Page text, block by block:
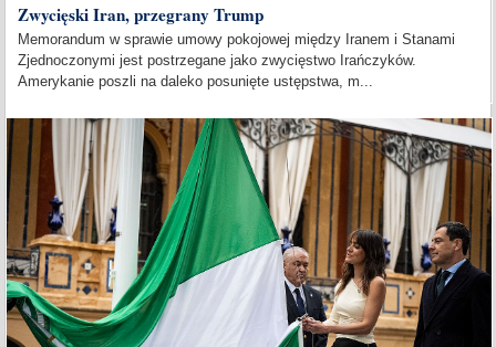
Zwycięski Iran, przegrany Trump
Memorandum w sprawie umowy pokojowej między Iranem i Stanami
Zjednoczonymi jest postrzegane jako zwycięstwo Irańczyków.
Amerykanie poszli na daleko posunięte ustępstwa, m...